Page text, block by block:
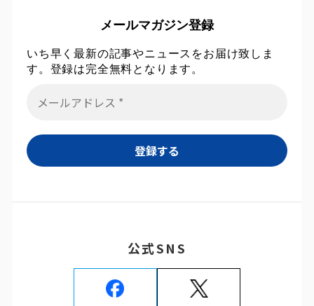
メールマガジン登録
いち早く最新の記事やニュースをお届け致しま
す。登録は完全無料となります。
公式SNS